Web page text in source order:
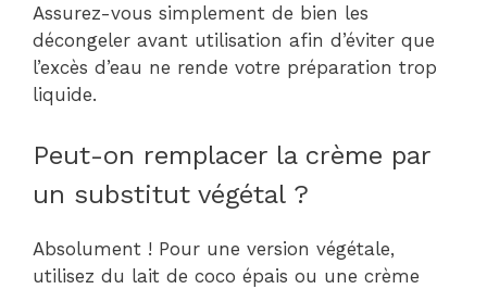
Assurez-vous simplement de bien les
décongeler avant utilisation afin d’éviter que
l’excès d’eau ne rende votre préparation trop
liquide.
Peut-on remplacer la crème par
un substitut végétal ?
Absolument ! Pour une version végétale,
utilisez du lait de coco épais ou une crème